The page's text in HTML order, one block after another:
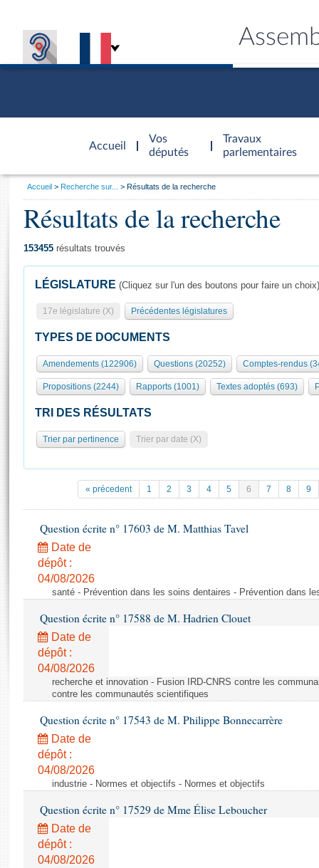
Accueil
d'accueil
Vos
députés
Travaux
parlementaires
Présidence
577 députés
Groupes politiques
Séance publique
Commissions et autres organes
Europe et International
Pétitions
Projets de loi
Propositions de loi
Amendements
Textes adoptés
Rapports d'information
Rapports d'enquête
Rapports législatifs
Baromètre de l’application des lois
Dossiers législatifs
Budget et sécurité sociale
Questions écrites et orales
Comptes rendus des débats
Général
Rôle et pouvoirs de l'Assemblée
Organisation de l'Assemblée
Présidence Conférence des Présidents Bureau Collège des
Statistiques et chiffres clés
Documents de référence
( Constitution | Règlement de l'Assemblée ... )
Histoire
Juniors
Anciennes législatures
Liens vers les sites publics
Visiter l'Assemblée
Visite virtuelle du palais Bourbon
Assister à une séance
La Bibliothèque
Contacts et plan d'accès
Photos libres de droit
Vous
Accueil Recherche sur... Résultats de la recherche
Résultats de la recherche
153455 résultats trouvés
LÉGISLATURE (Cliquez sur l'un des boutons pour faire un choix)
17e législature (X) Précédentes législatures
TYPES DE DOCUMENTS
Amendements (122906) Questions (20252) Comptes-rendus
Propositions (2244) Rapports (1001) Textes adoptés (693)
TRI DES RÉSULTATS
Trier par pertinence Trier par date (X)
« précedent 1 2 3 4 5 6 7 8 9
Question écrite n° 17603 de M. Matthias Tavel
Date de
dépôt :
04/08/2026
santé - Prévention dans les soins dentaires - Prévention dans
Question écrite n° 17588 de M. Hadrien Clouet
Date de
dépôt :
04/08/2026
recherche et innovation - Fusion IRD-CNRS contre les
contre les communautés scientifiques
Question écrite n° 17543 de M. Philippe Bonnecarrère
Date de
dépôt :
04/08/2026
industrie - Normes et objectifs - Normes et objectifs
Question écrite n° 17529 de Mme Élise Leboucher
Date de
dépôt :
04/08/2026